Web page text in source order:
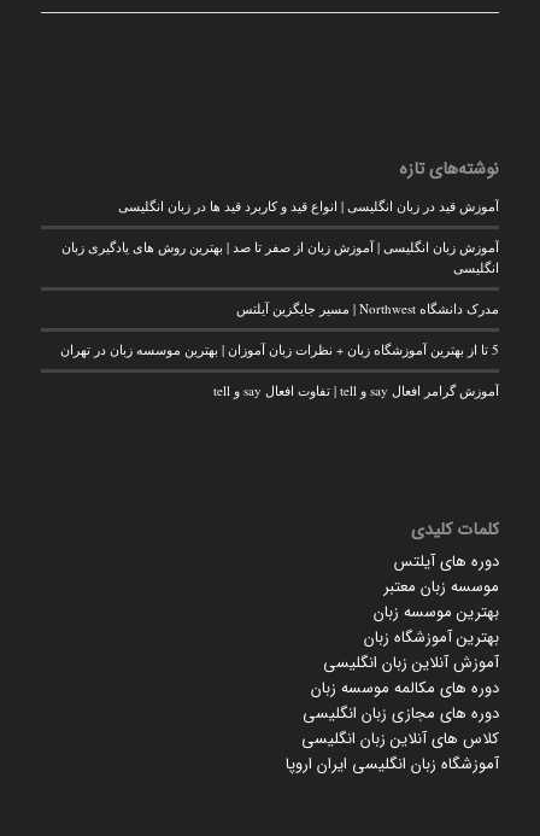
نوشته‌های تازه
آموزش قید در زبان انگلیسی | انواع قید و کاربرد قید ها در زبان انگلیسی
آموزش زبان انگلیسی | آموزش زبان از صفر تا صد | بهترین روش های یادگیری زبان
انگلیسی
مدرک دانشگاه Northwest | مسیر جایگزین آیلتس
5 تا از بهترین آموزشگاه زبان + نظرات زبان آموزان | بهترین موسسه زبان در تهران
آموزش گرامر افعال say و tell | تفاوت افعال say و tell
کلمات کلیدی
دوره های آیلتس
موسسه زبان معتبر
بهترین موسسه زبان
بهترین آموزشگاه زبان
آموزش آنلاین زبان انگلیسی
دوره های مکالمه موسسه زبان
دوره های مجازی زبان انگلیسی
کلاس های آنلاین زبان انگلیسی
آموزشگاه زبان انگلیسی ایران اروپا